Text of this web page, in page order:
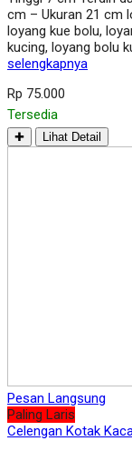
cm – Ukuran 21 cm
loyang kue bolu,
kucing, loyang bolu
selengkapnya
Rp 75.000
Tersedia
✚ Lihat Detail
Pesan Langsung
Paling Laris
Celengan Kotak